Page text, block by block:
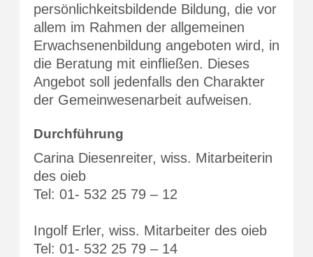
persönlichkeitsbildende Bildung, die vor
allem im Rahmen der allgemeinen
Erwachsenenbildung angeboten wird, in
die Beratung mit einfließen. Dieses
Angebot soll jedenfalls den Charakter
der Gemeinwesenarbeit aufweisen.
Durchführung
Carina Diesenreiter, wiss. Mitarbeiterin
des oieb
Tel: 01- 532 25 79 – 12
Ingolf Erler, wiss. Mitarbeiter des oieb
Tel: 01- 532 25 79 – 14